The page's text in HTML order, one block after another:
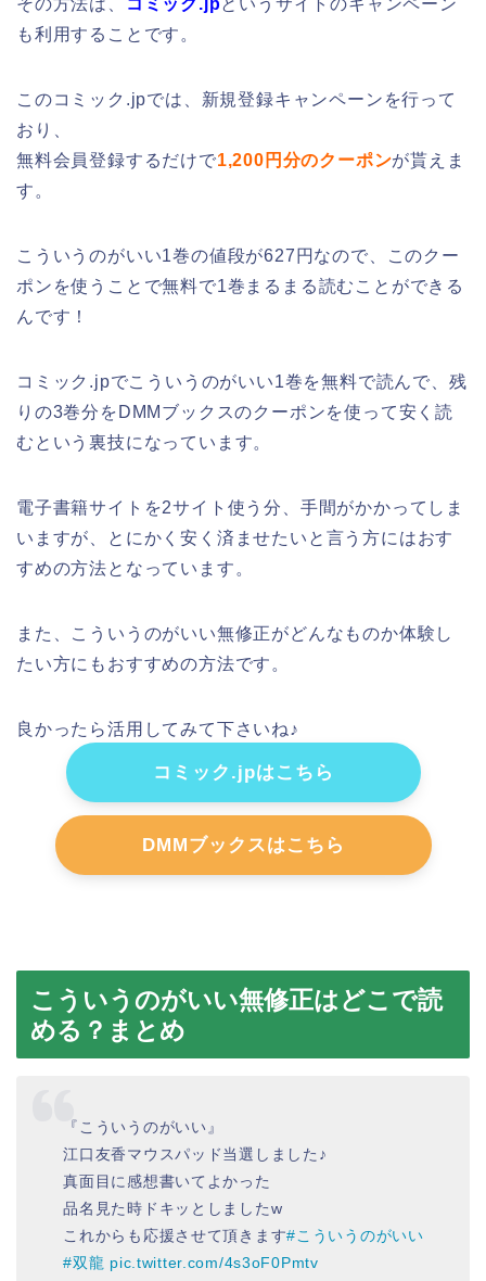
その方法は、 コミック.jpというサイトのキャンペーン
も利用することです。
このコミック.jpでは、新規登録キャンペーンを行って
おり、
無料会員登録するだけで1,200円分のクーポンが貰えま
す。
こういうのがいい1巻の値段が627円なので、このクー
ポンを使うことで無料で1巻まるまる読むことができる
んです！
コミック.jpでこういうのがいい1巻を無料で読んで、残
りの3巻分をDMMブックスのクーポンを使って安く読
むという裏技になっています。
電子書籍サイトを2サイト使う分、手間がかかってしま
いますが、とにかく安く済ませたいと言う方にはおす
すめの方法となっています。
また、こういうのがいい無修正がどんなものか体験し
たい方にもおすすめの方法です。
良かったら活用してみて下さいね♪
コミック.jpはこちら
DMMブックスはこちら
こういうのがいい無修正はどこで読
める？まとめ
『こういうのがいい』
江口友香マウスパッド当選しました♪
真面目に感想書いてよかった
品名見た時ドキッとしましたw
これからも応援させて頂きます#こういうのがいい
#双龍 pic.twitter.com/4s3oF0Pmtv